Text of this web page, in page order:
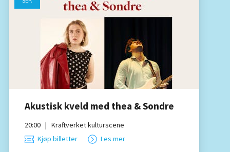
Akustisk kveld med thea & Sondre
20:00 | Kraftverket kulturscene
Kjøp billetter
Les mer